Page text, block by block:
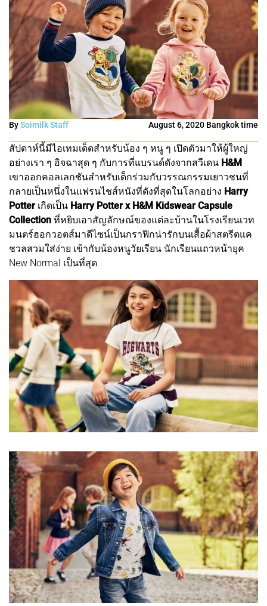
BySoimilk Staff August 6, 2020 Bangkok time
สัปดาห์นี้มีไอเทมเด็ดสำหรับน้อง ๆ หนู ๆ เปิดตัวมาให้ผู้ใหญ่
อย่างเรา ๆ อิจฉาสุด ๆ กับการที่แบรนด์ดังจากสวีเดน H&M
เขาออกคอลเลกชันสำหรับเด็กร่วมกับวรรณกรรมเยาวชนที่
กลายเป็นหนึ่งในแฟรนไชส์หนังที่ดังที่สุดในโลกอย่าง Harry
Potterเกิดเป็น Harry Potter x H&M Kidswear Capsule
Collection ที่หยิบเอาสัญลักษณ์ของแต่ละบ้านในโรงเรียนเวท
มนตร์ฮอกวอตส์มาดีไซน์เป็นกราฟิกน่ารักบนเสื้อผ้าสตรีตแค
ชวลสวมใส่ง่าย เข้ากับน้องหนูวัยเรียน นักเรียนแถวหน้ายุค
New Normal เป็นที่สุด